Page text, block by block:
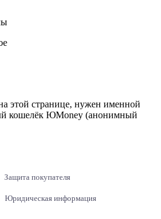
этой странице, нужен именной
кошелёк ЮMoney (анонимный
Защита покупателя
Юридическая информация